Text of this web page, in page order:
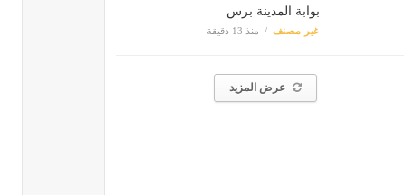
بوابة المدينة برس
غير مصنف منذ 13 دقيقة
عرض المزيد